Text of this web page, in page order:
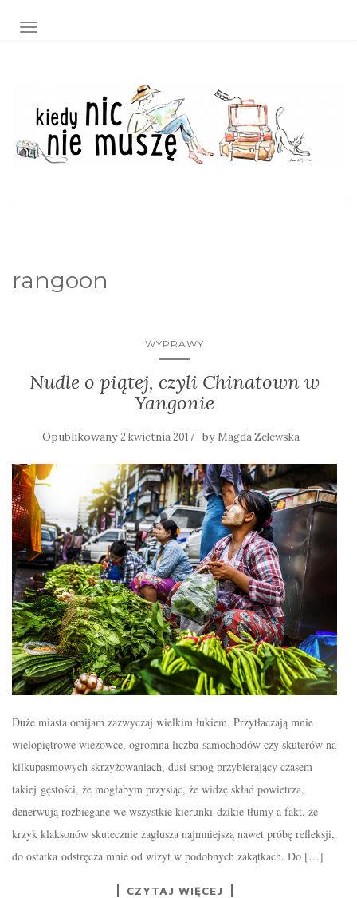
TOGGLE NAVIGATION
rangoon
WYPRAWY
Nudle o piątej, czyli Chinatown w
Yangonie
Opublikowany2 kwietnia 2017 by Magda Zelewska
Duże miasta omijam zazwyczaj wielkim łukiem. Przytłaczają mnie
wielopiętrowe wieżowce, ogromna liczba samochodów czy skuterów na
kilkupasmowych skrzyżowaniach, dusi smog przybierający czasem
takiej gęstości, że mogłabym przysiąc, że widzę skład powietrza,
denerwują rozbiegane we wszystkie kierunki dzikie tłumy a fakt, że
krzyk klaksonów skutecznie zagłusza najmniejszą nawet próbę refleksji,
do ostatka odstręcza mnie od wizyt w podobnych zakątkach. Do […]
CZYTAJ WIĘCEJ